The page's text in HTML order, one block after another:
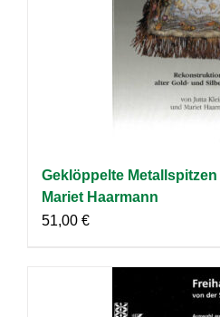
Geklöppelte
Mariet Haarmann
51,00 €